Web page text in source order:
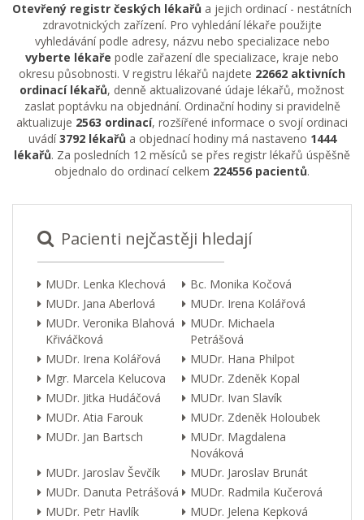
Otevřený registr českých lékařů a jejich ordinací - nestátních
zdravotnických zařízení. Pro vyhledání lékaře použijte
vyhledávání podle adresy, názvu nebo specializace nebo
vyberte lékaře podle zařazení dle specializace, kraje nebo
okresu působnosti. V registru lékařů najdete 22662 aktivních
ordinací lékařů, denně aktualizované údaje lékařů, možnost
zaslat poptávku na objednání. Ordinační hodiny si pravidelně
aktualizuje 2563 ordinací, rozšířené informace o svojí ordinaci
uvádí3792 lékařů a objednací hodiny má nastaveno 1444
lékařů. Za posledních 12 měsíců se přes registr lékařů úspěšně
objednalo do ordinací celkem 224556 pacientů.
Pacienti nejčastěji hledají
MUDr. Lenka Klechová
Bc. Monika Kočová
MUDr. Jana Aberlová
MUDr. Irena Kolářová
MUDr. Veronika Blahová
Křiváčková
MUDr. Michaela
Petrášová
MUDr. Irena Kolářová
MUDr. Hana Philpot
Mgr. Marcela Kelucova
MUDr. Zdeněk Kopal
MUDr. Jitka Hudáčová
MUDr. Ivan Slavík
MUDr. Atia Farouk
MUDr. Zdeněk Holoubek
MUDr. Jan Bartsch
MUDr. Magdalena
Nováková
MUDr. Jaroslav Ševčík
MUDr. Jaroslav Brunát
MUDr. Danuta Petrášová
MUDr. Radmila Kučerová
MUDr. Petr Havlík
MUDr. Jelena Kepková